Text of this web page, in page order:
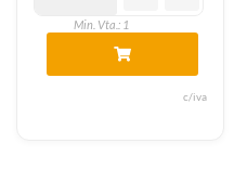
Min. Vta.: 1
c/iva